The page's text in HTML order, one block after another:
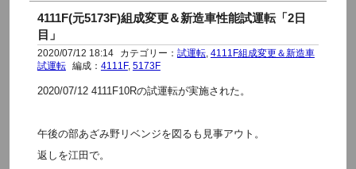
4111F(元5173F)組成変更＆新造車性能試運転「2日
目」
2020/07/12 18:14 カテゴリー： 試運転, 4111F組成変更＆新造車
試運転
編成： 4111F, 5173F
2020/07/12 4111F10Rの試運転が実施された。
午後の部あざみ野リベンジを図るも見事アウト。
返しを江田で。